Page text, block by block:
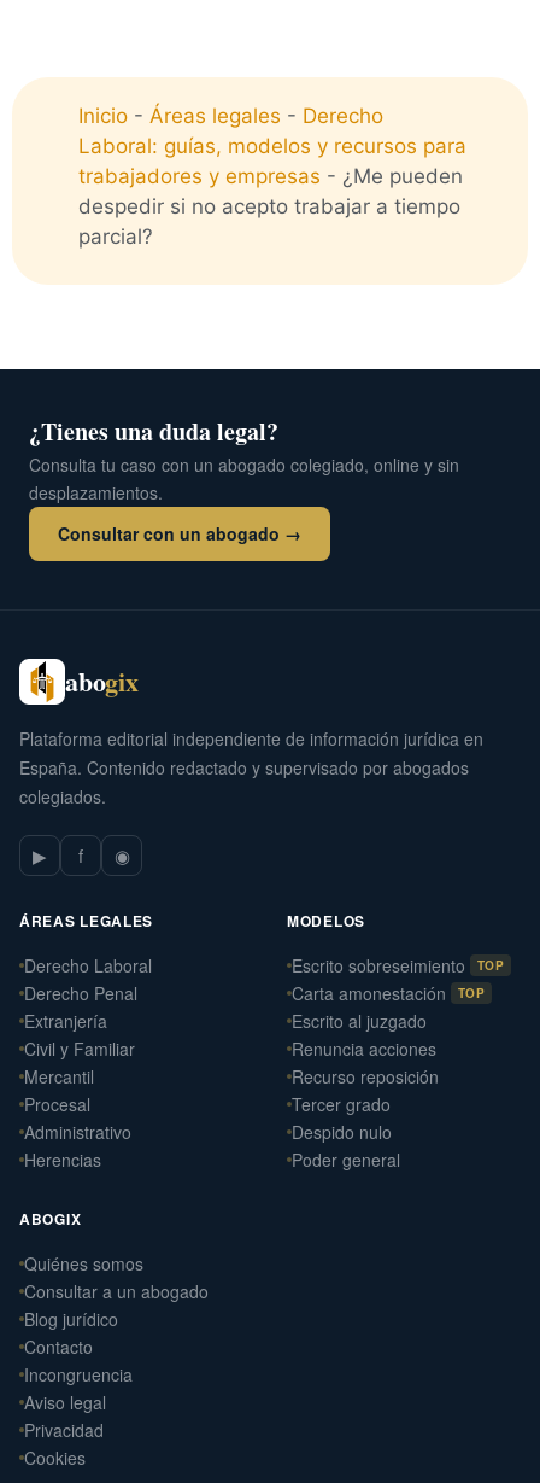
Inicio - Áreas legales - Derecho
Laboral: guías, modelos y recursos para
trabajadores y empresas - ¿Me pueden
despedir si no acepto trabajar a tiempo
parcial?
¿Tienes una duda legal?
Consulta tu caso con un abogado colegiado, online y sin
desplazamientos.
Consultar con un abogado →
abogix
Plataforma editorial independiente de información jurídica en
España. Contenido redactado y supervisado por abogados
colegiados.
▶ f ◉
ÁREAS LEGALES
Derecho Laboral
Derecho Penal
Extranjería
Civil y Familiar
Mercantil
Procesal
Administrativo
Herencias
MODELOS
Escrito sobreseimiento TOP
Carta amonestación TOP
Escrito al juzgado
Renuncia acciones
Recurso reposición
Tercer grado
Despido nulo
Poder general
ABOGIX
Quiénes somos
Consultar a un abogado
Blog jurídico
Contacto
Incongruencia
Aviso legal
Privacidad
Cookies
Daniel Ramos Illanes
Derecho Laboral
📍 Sevilla
Laterna Abogados
📍 Santiago de Compostela